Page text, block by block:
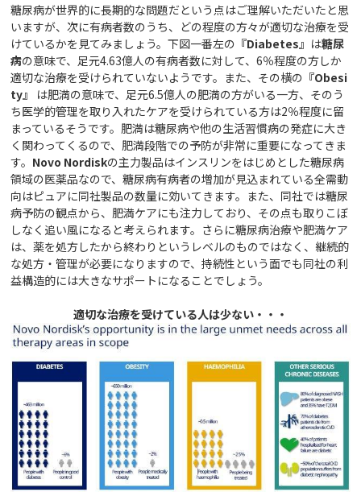
糖尿病が世界的に長期的な問題だという点はご理解いただいたと思
いますが、次に有病者数のうち、どの程度の方々が適切な治療を受
けているかを見てみましょう。下図一番左の 『Diabetes』 は糖尿
病の意味で、足元4.63億人の有病者数に対して、6％程度の方しか
適切な治療を受けられていないようです。また、その横の 『Obesi
ty』
は肥満の意味で、足元6.5億人の肥満の方がいる一方、そのう
ち医学的管理を取り入れたケアを受けられている方は2％程度に留
まっているそうです。肥満は糖尿病や他の生活習慣病の発症に大き
く関わってくるので、肥満段階での予防が非常に重要になってきま
す。 Novo Nordiskの主力製品はインスリンをはじめとした糖尿病
領域の医薬品なので、糖尿病有病者の増加が見込まれている全需動
向はピュアに同社製品の数量に効いてきます。また、同社では糖尿
病予防の観点から、肥満ケアにも注力しており、その点も取りこぼ
しなく追い風になると考えられます。さらに糖尿病治療や肥満ケア
は、薬を処方したから終わりというレベルのものではなく、継続的
な処方・管理が必要になりますので、持続性という面でも同社の利
益構造的には大きなサポートになることでしょう。
適切な治療を受けている人は少ない・・・